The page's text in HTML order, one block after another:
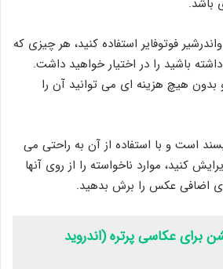
فوتوفایر استفاده کنید، هر چیزی که
باشید را در اختیار خواهید داشت.
بدون هیچ هزینه ای می توانید آن را
پسند است و با استفاده از آن به راحتی می
کنید، موارد ناخواسته را از روی آنها
اضافی عکس را برش بدهید.
برای عکاسی پرتره (اندروید